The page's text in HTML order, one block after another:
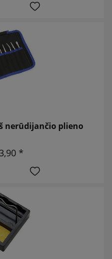
nerūdijančio plieno
*